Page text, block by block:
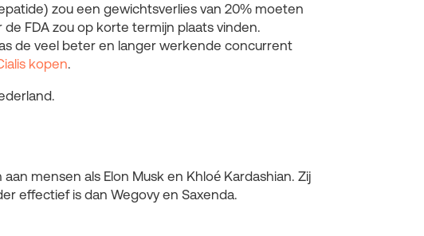
zou een gewichtsverlies van 20% moeten
FDA zou op korte termijn plaats vinden.
de veel beter en langer werkende concurrent
kopen.
mensen als Elon Musk en Khloé Kardashian. Zij
effectief is dan Wegovy en Saxenda.